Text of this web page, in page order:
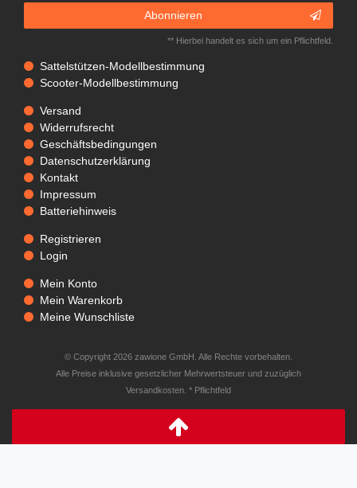
Abonnieren
** Hierbei handelt es sich um ein Pflichtfeld.
Sattelstützen-Modellbestimmung
Scooter-Modellbestimmung
Versand
Widerrufsrecht
Geschäftsbedingungen
Datenschutzerklärung
Kontakt
Impressum
Batteriehinweis
Registrieren
Login
Mein Konto
Mein Warenkorb
Meine Wunschliste
© Copyright 2026 zawione GmbH. Alle Rechte vorbehalten.
Alle Preise inklusive gesetzlicher Mehrwertsteuer und zuzüglich
Versandkosten. * Pflichtfeld